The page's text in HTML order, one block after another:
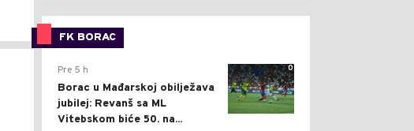
FK BORAC
0
Pre 5 h
Borac u Mađarskoj obilježava
jubilej: Revanš sa ML
Vitebskom biće 50. na...